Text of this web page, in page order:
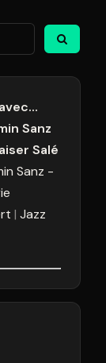
8
15
Fermer
Sanz
Salé
Sanz -
Jazz